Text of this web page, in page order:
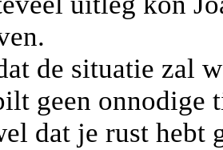
de situatie zal
geen onnodige
dat je rust hebt